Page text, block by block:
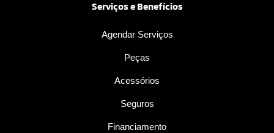
Serviços e Benefícios
Agendar Serviços
Peças
Acessórios
Seguros
Financiamento